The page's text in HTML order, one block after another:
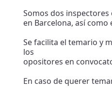
Somos dos
en Barcelona, así
Se facilita el temario y
los
opositores en
En caso de querer